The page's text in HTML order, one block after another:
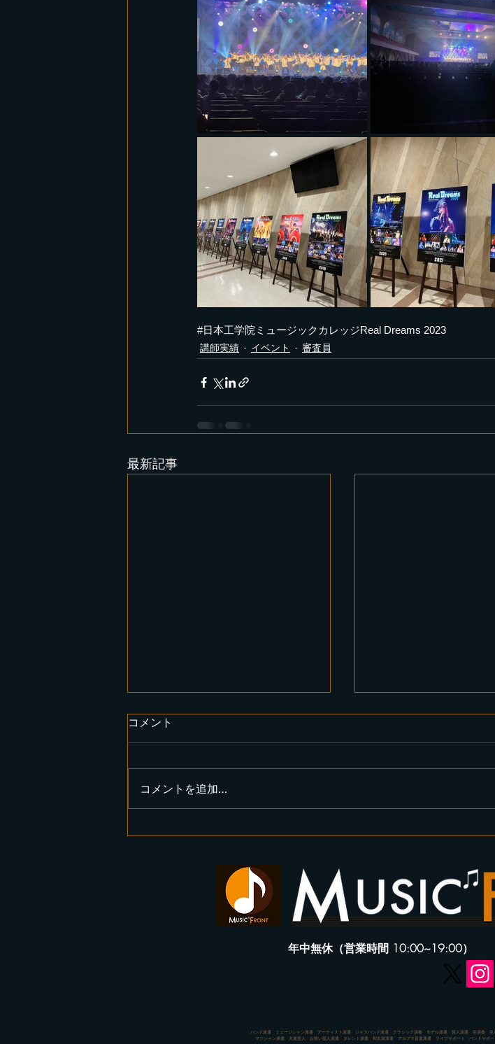
#日本工学院ミュージックカレッジReal Dreams 2023
講師実績 イベント 審査員
最新記事
BAND「火曜の夜は」を出演
ご依頼いただきました。
演します！！
コメント
コメントを追加…
年中無休（営業時間 10:00~19:00）
バンド派遣 ミュージシャン派遣 アーティスト派遣 ジャズバンド派遣 クラシック演奏 モデル派遣 芸人派遣 生演奏
マジシャン派遣 大道芸人・お笑い芸人派遣 タレント派遣 和太鼓派遣 アルプス音楽派遣 ライブサポート バンドサポ